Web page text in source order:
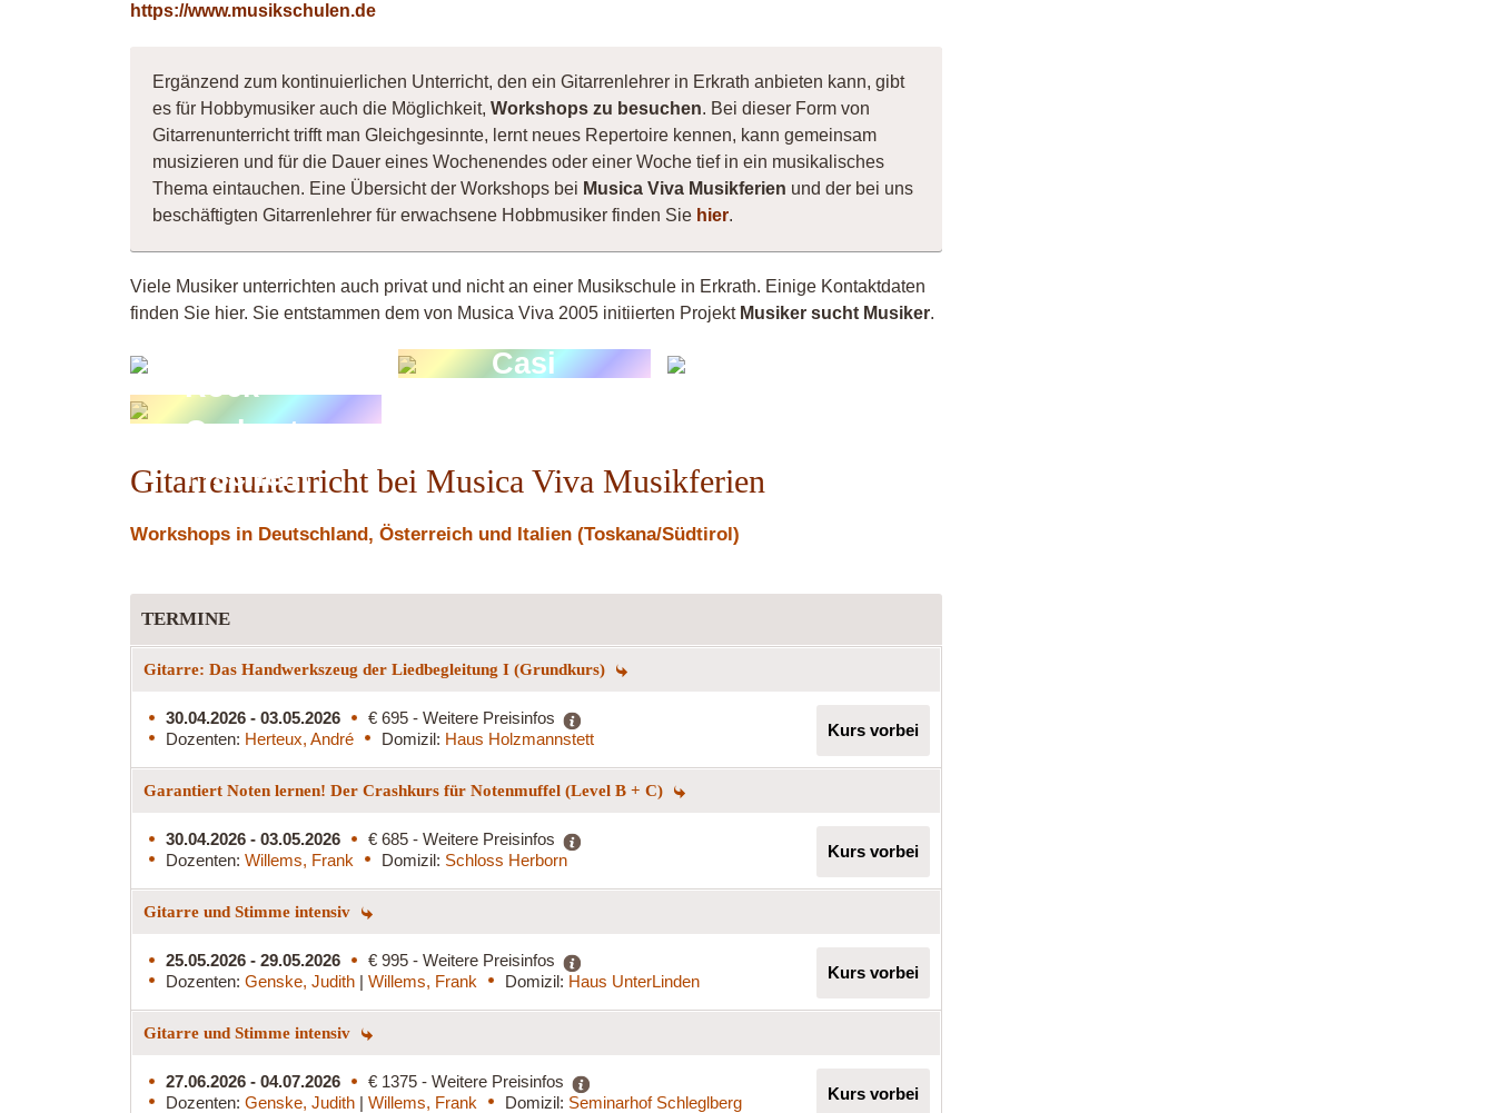
https://www.musikschulen.de
Ergänzend zum kontinuierlichen Unterricht, den ein Gitarrenlehrer in Erkrath anbieten kann, gibt
es für Hobbymusiker auch die Möglichkeit, Workshops zu besuchen. Bei dieser Form von
Gitarrenunterricht trifft man Gleichgesinnte, lernt neues Repertoire kennen, kann gemeinsam
musizieren und für die Dauer eines Wochenendes oder einer Woche tief in ein musikalisches
Thema eintauchen. Eine Übersicht der Workshops bei Musica Viva Musikferien und der bei uns
beschäftigten Gitarrenlehrer für erwachsene Hobbmusiker finden Sie hier.
Viele Musiker unterrichten auch privat und nicht an einer Musikschule in Erkrath. Einige Kontaktdaten
finden Sie hier. Sie entstammen dem von Musica Viva 2005 initiierten Projekt Musiker sucht Musiker.
Casi
Rock
Orchester
Fischeln
Gitarrenunterricht bei Musica Viva Musikferien
Workshops in Deutschland, Österreich und Italien (Toskana/Südtirol)
TERMINE
Gitarre: Das Handwerkszeug der Liedbegleitung I (Grundkurs)
30.04.2026 - 03.05.2026
€ 695 - Weitere Preisinfos
Dozenten: Herteux, André Domizil: Haus Holzmannstett Kurs vorbei
Garantiert Noten lernen! Der Crashkurs für Notenmuffel (Level B + C)
30.04.2026 - 03.05.2026
€ 685 - Weitere Preisinfos
Dozenten: Willems, Frank Domizil: Schloss Herborn Kurs vorbei
Gitarre und Stimme intensiv
25.05.2026 - 29.05.2026
€ 995 - Weitere Preisinfos
Dozenten: Genske, Judith | Willems, Frank Domizil: Haus UnterLinden Kurs vorbei
Gitarre und Stimme intensiv
27.06.2026 - 04.07.2026
€ 1375 - Weitere Preisinfos
Dozenten: Genske, Judith | Willems, Frank Domizil: Seminarhof Schleglberg Kurs vorbei